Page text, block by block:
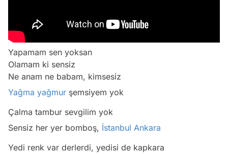
Yapamam sen yoksan
Olamam ki sensiz
Ne anam ne babam, kimsesiz
Yağma yağmur şemsiyem yok
Çalma tambur sevgilim yok
Sensiz her yer bomboş, İstanbul Ankara
Yedi renk var derlerdi, yedisi de kapkara